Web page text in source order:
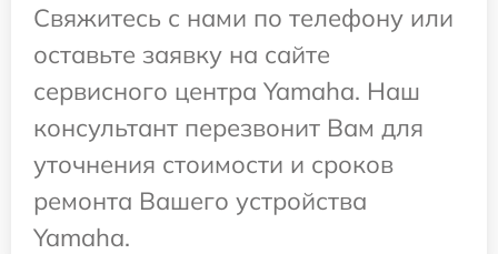
Свяжитесь с нами по телефону или
оставьте заявку на сайте
сервисного центра Yamaha. Наш
консультант перезвонит Вам для
уточнения стоимости и сроков
ремонта Вашего устройства
Yamaha.